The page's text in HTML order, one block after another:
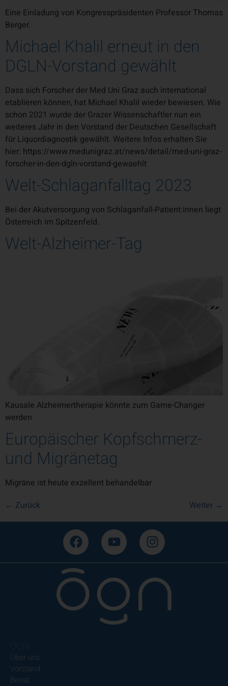
Eine Einladung von Kongresspräsidenten Professor Thomas
Berger.
Michael Khalil erneut in den
DGLN-Vorstand gewählt
Dass sich Forscher der Med Uni Graz auch international
etablieren können, hat Michael Khalil wieder bewiesen. Wie
schon 2021 wurde der Grazer Wissenschaftler nun ein
weiteres Jahr in den Vorstand der Deutschen Gesellschaft
für Liquordiagnostik gewählt. Weitere Infos erhalten Sie
hier: https://www.medunigraz.at/news/detail/med-uni-graz-
forscher-in-den-dgln-vorstand-gewaehlt
Welt-Schlaganfalltag 2023
Bei der Akutversorgung von Schlaganfall-Patient:innen liegt
Österreich im Spitzenfeld.
Welt-Alzheimer-Tag
Kausale Alzheimertherapie könnte zum Game-Changer
werden
Europäischer Kopfschmerz-
und Migränetag
Migräne ist heute exzellent behandelbar
← Zurück Weiter →
Über uns
Vorstand
Beirat